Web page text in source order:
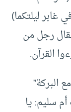
غابر ليلتكما)
رجل من
القرآن.
البركة”
سليم: يا